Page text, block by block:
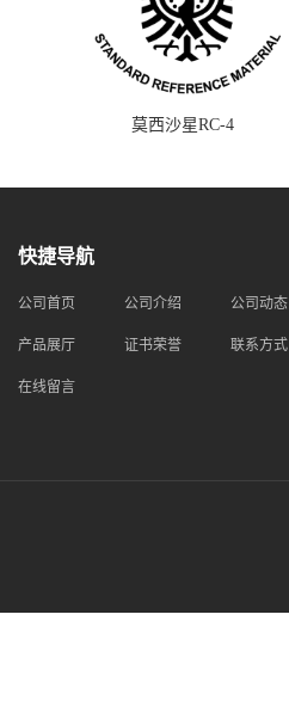
莫西沙星RC-4
快捷导航
公司首页 公司介绍 公司动态
产品展厅 证书荣誉 联系方式
在线留言